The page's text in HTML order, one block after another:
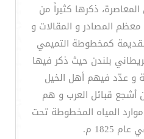
المعاصرة، ذكرها كثيراً من
معظم المصادر و المقالات و
كمخطوطة التميمي
بلندن حيث ذكر فيها
و عدّد فيهم أهل الخيل
أشجع قبائل العرب و هم
المياه المخطوطة تحت